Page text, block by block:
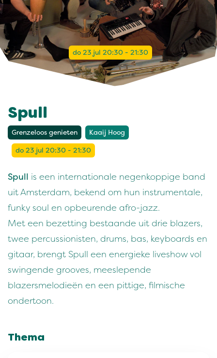
do 23 jul 20:30 - 21:30
Spull
Grenzeloos genieten Kaaij Hoog
do 23 jul 20:30 - 21:30
Spull is een internationale negenkoppige band
uit Amsterdam, bekend om hun instrumentale,
funky soul en opbeurende afro-jazz.
Met een bezetting bestaande uit drie blazers,
twee percussionisten, drums, bas, keyboards en
gitaar, brengt Spull een energieke liveshow vol
swingende grooves, meeslepende
blazersmelodieën en een pittige, filmische
ondertoon.
Thema